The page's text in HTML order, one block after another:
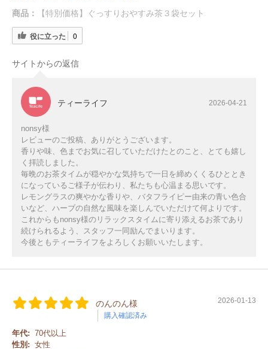
商品： 【特別価格】ぐっすりおやすみ茶３袋セット
役に立った 0
サイトからの返信
ティーライフ 2026-04-21
nonsy様
レビューのご投稿、ありがとうございます。
香りや味、色までお気に召していただけたとのこと、とても嬉し
く拝読しました。
毎晩のお茶タイムが穏やかな気持ちで一日を締めくくるひととき
になっているご様子が伝わり、私たちも心温まる思いです。
レモングラスの爽やかな香りや、バタフライピー由来の青い色合
いなど、ハーブの自然な風味を楽しんでいただけて何よりです。
これからもnonsy様のリラックスタイムに寄り添えるお茶であり
続けられるよう、スタッフ一同励んでまいります。
今後ともティーライフをよろしくお願いいたします。
のんのん様
購入確認済み
2026-01-13
年代: 70代以上
性別: 女性